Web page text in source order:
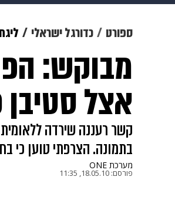
תרבות צבא
גאווה ויוה
ספורט כדורגל ישראלי
מבוקש:
אצל סטיבן
קשר רעננה שירדה
בתמונה. הצרפתי טוען כי
מערכת ONE
פורסם: 18.05.10, 11:35